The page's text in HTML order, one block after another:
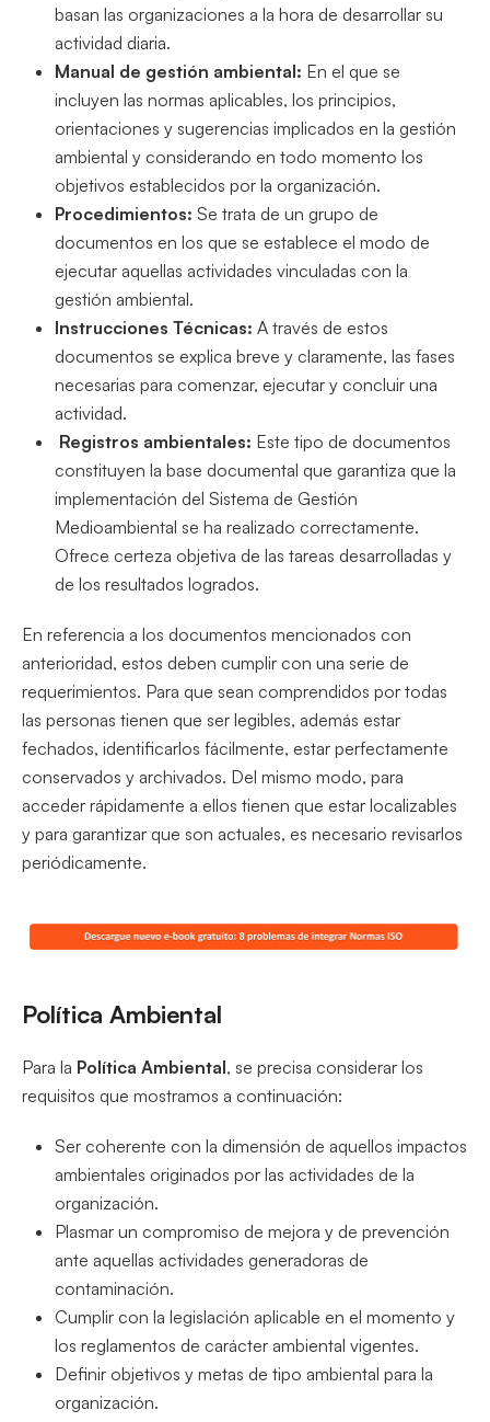
basan las organizaciones a la hora de desarrollar su
actividad diaria.
Manual de gestión ambiental: En el que se
incluyen las normas aplicables, los principios,
orientaciones y sugerencias implicados en la gestión
ambiental y considerando en todo momento los
objetivos establecidos por la organización.
Procedimientos: Se trata de un grupo de
documentos en los que se establece el modo de
ejecutar aquellas actividades vinculadas con la
gestión ambiental.
Instrucciones Técnicas: A través de estos
documentos se explica breve y claramente, las fases
necesarias para comenzar, ejecutar y concluir una
actividad.
Registros ambientales: Este tipo de documentos
constituyen la base documental que garantiza que la
implementación del Sistema de Gestión
Medioambiental se ha realizado correctamente.
Ofrece certeza objetiva de las tareas desarrolladas y
de los resultados logrados.
En referencia a los documentos mencionados con
anterioridad, estos deben cumplir con una serie de
requerimientos. Para que sean comprendidos por todas
las personas tienen que ser legibles, además estar
fechados, identificarlos fácilmente, estar perfectamente
conservados y archivados. Del mismo modo, para
acceder rápidamente a ellos tienen que estar localizables
y para garantizar que son actuales, es necesario revisarlos
periódicamente.
Política Ambiental
Para la Política Ambiental, se precisa considerar los
requisitos que mostramos a continuación:
Ser coherente con la dimensión de aquellos impactos
ambientales originados por las actividades de la
organización.
Plasmar un compromiso de mejora y de prevención
ante aquellas actividades generadoras de
contaminación.
Cumplir con la legislación aplicable en el momento y
los reglamentos de carácter ambiental vigentes.
Definir objetivos y metas de tipo ambiental para la
organización.